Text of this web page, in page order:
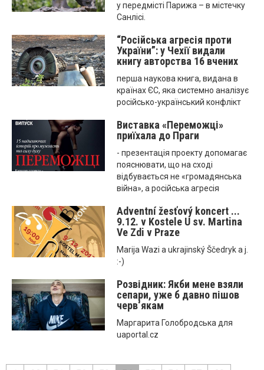
у передмісті Парижа – в містечку
Санлісі.
“Російська агресія проти
України”: у Чехії видали
книгу авторства 16 вчених
першa науковa книгa, виданa в
країнах ЄС, яка системно аналізує
російсько-український конфлікт
Виставка «Переможці»
приїхала до Праги
- презентація проекту допомагає
пояснювати, що на сході
відбувається не «громадянська
війна», а російська агресія
Adventní žesťový koncert ...
9.12. v Kostele U sv. Martina
Ve Zdi v Praze
Marija Wazi a ukrajinský Ščedryk a j.
:-)
Розвідник: Якби мене взяли
сепари, уже б давно пішов
черв‘якам
Маргарита Голобродська для
uaportal.cz